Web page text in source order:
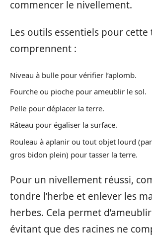
commencer le nivellement.
Les outils essentiels pour cette
comprennent :
Niveau à bulle pour vérifier l’aplomb.
Fourche ou pioche pour ameublir le sol.
Pelle pour déplacer la terre.
Râteau pour égaliser la surface.
Rouleau à aplanir ou tout objet lourd
gros bidon plein) pour tasser la terre.
Pour un nivellement réussi,
tondre l’herbe et enlever les
herbes. Cela permet
évitant que des racines ne